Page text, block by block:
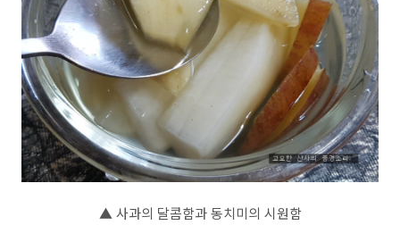
▲ 사과의 달콤함과 동치미의 시원함